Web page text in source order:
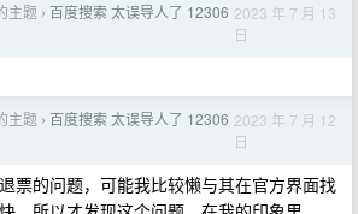
主题 › 百度搜索 太误导人了 12306 2023 年 7 月 13
日
主题 › 百度搜索 太误导人了 12306 2023 年 7 月 12
日
票的问题，可能我比较懒与其在官方界面找